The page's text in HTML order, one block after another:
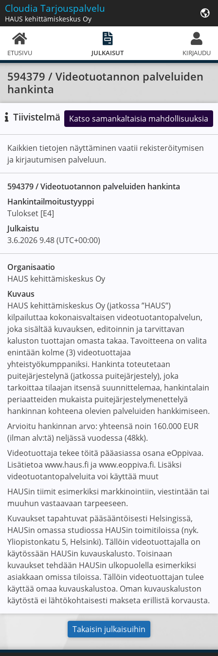
Cloudia Tarjouspalvelu
HAUS kehittämiskeskus Oy
ETUSIVU JULKAISUT KIRJAUDU
594379 / Videotuotannon palveluiden
hankinta
Tiivistelmä Katso samankaltaisia mahdollisuuksia
Kaikkien tietojen näyttäminen vaatii rekisteröitymisen
ja kirjautumisen palveluun.
594379 / Videotuotannon palveluiden hankinta
Hankintailmoitus­tyyppi
Tulokset [E4]
Julkaistu
3.6.20269.48(UTC+00:00)
Organisaatio
HAUS kehittämiskeskus Oy
Kuvaus
HAUS kehittämiskeskus Oy (jatkossa ”HAUS”)
kilpailuttaa kokonaisvaltaisen videotuotantopalvelun,
joka sisältää kuvauksen, editoinnin ja tarvittavan
kaluston tuottajan omasta takaa. Tavoitteena on valita
enintään kolme (3) videotuottajaa
yhteistyökumppaniksi. Hankinta toteutetaan
puitejärjestelynä (jatkossa puitejärjestely), joka
tarkoittaa tilaajan itsensä suunnittelemaa, hankintalain
periaatteiden mukaista puitejärjestelymenettelyä
hankinnan kohteena olevien palveluiden hankkimiseen.
Arvioitu hankinnan arvo: yhteensä noin 160.000 EUR
(ilman alv:tä) neljässä vuodessa (48kk).
Videotuottaja tekee töitä pääasiassa osana eOppivaa.
Lisätietoa www.haus.fi ja www.eoppiva.fi. Lisäksi
videotuotantopalveluita voi käyttää muut
HAUSin tiimit esimerkiksi markkinointiin, viestintään tai
muuhun vastaavaan tarpeeseen.
Kuvaukset tapahtuvat pääsääntöisesti Helsingissä,
HAUSin omassa studiossa HAUSin toimitiloissa (nyk.
Yliopistonkatu 5, Helsinki). Tällöin videotuottajalla on
käytössään HAUSin kuvauskalusto. Toisinaan
kuvaukset tehdään HAUSin ulkopuolella esimerkiksi
asiakkaan omissa tiloissa. Tällöin videotuottajan tulee
käyttää omaa kuvauskalustoa. Oman kuvauskaluston
käytöstä ei lähtökohtaisesti makseta erillistä korvausta.
Takaisin julkaisuihin